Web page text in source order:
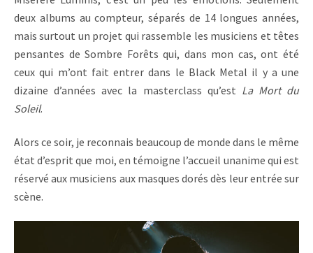
deux albums au compteur, séparés de 14 longues années,
mais surtout un projet qui rassemble les musiciens et têtes
pensantes de Sombre Forêts qui, dans mon cas, ont été
ceux qui m’ont fait entrer dans le Black Metal il y a une
dizaine d’années avec la masterclass qu’est La Mort du
Soleil.
Alors ce soir, je reconnais beaucoup de monde dans le même
état d’esprit que moi, en témoigne l’accueil unanime qui est
réservé aux musiciens aux masques dorés dès leur entrée sur
scène.